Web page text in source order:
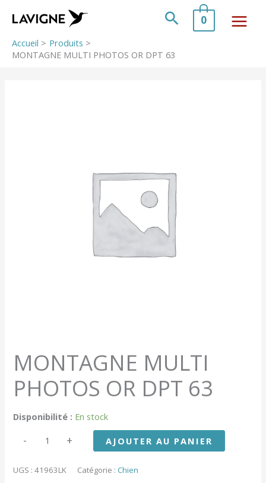
contenu
Rechercher
0
Accueil
Produits
MONTAGNE MULTI PHOTOS OR DPT 63
MONTAGNE MULTI
PHOTOS OR DPT 63
Disponibilité : En stock
-
MULTI
PHOTOS
+ AJOUTER AU PANIER
UGS :41963LK Catégorie :Chien